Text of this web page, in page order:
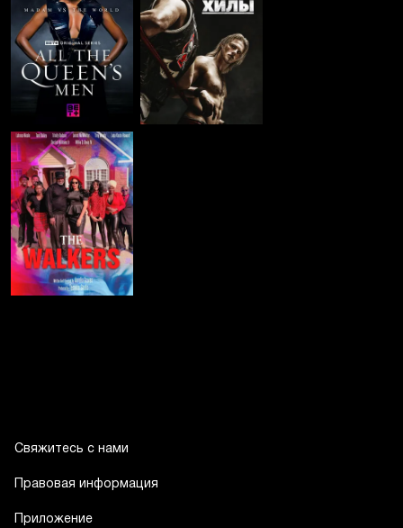
Свяжитесь с нами
Правовая информация
Приложение